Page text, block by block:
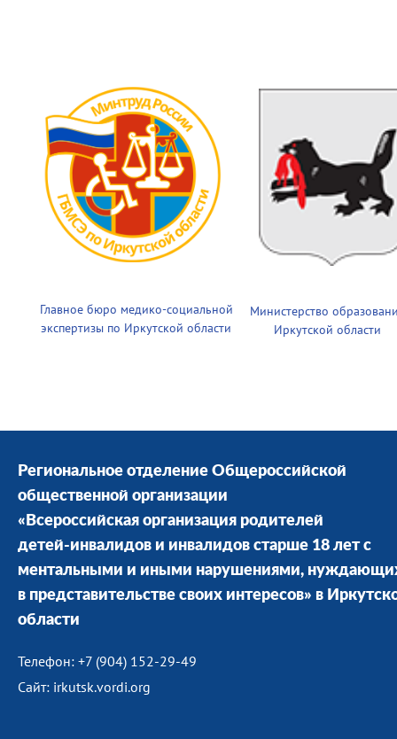
Главное бюро медико-социальной
экспертизы по Иркутской области
Министерство
Иркутской области
Региональное отделение Общероссийской
общественной организации
«Всероссийская организация родителей
детей-инвалидов и инвалидов старше 18 лет с
ментальными и иными нарушениями,
в представительстве своих интересов» в
области
Телефон: +7 (904) 152-29-49
Сайт: irkutsk.vordi.org